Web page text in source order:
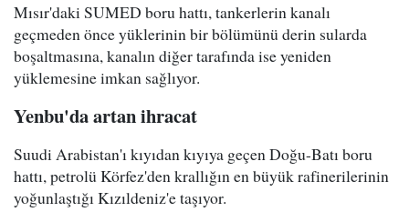
Mısır'daki SUMED boru hattı, tankerlerin kanalı
geçmeden önce yüklerinin bir bölümünü derin sularda
boşaltmasına, kanalın diğer tarafında ise yeniden
yüklemesine imkan sağlıyor.
Yenbu'da artan ihracat
Suudi Arabistan'ı kıyıdan kıyıya geçen Doğu-Batı boru
hattı, petrolü Körfez'den krallığın en büyük rafinerilerinin
yoğunlaştığı Kızıldeniz'e taşıyor.